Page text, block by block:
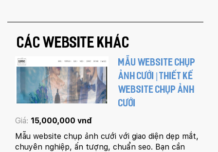
CÁC WEBSITE KHÁC
MẪU WEBSITE CHỤP
ẢNH CƯỚI | THIẾT KẾ
WEBSITE CHỤP ẢNH
CƯỚI
Giá: 15,000,000 vnđ
Mẫu website chụp ảnh cưới với giao diện dẹp mắt,
chuyên nghiệp, ấn tượng, chuẩn seo. Bạn cần